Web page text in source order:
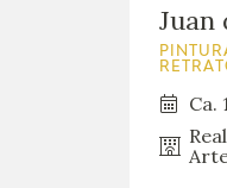
Juan
Ca.